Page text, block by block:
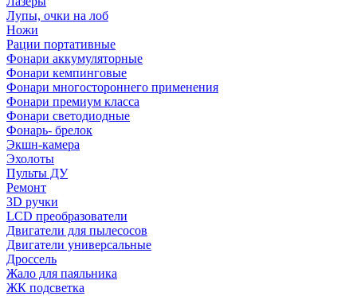
Лупы, очки на лоб
Ножи
Рации портативные
Фонари аккумуляторные
Фонари кемпинговые
Фонари многостороннего применения
Фонари премиум класса
Фонари светодиодные
Фонарь- брелок
Экшн-камера
Эхолоты
Пульты ДУ
Ремонт
3D ручки
LCD преобразователи
Двигатели для пылесосов
Двигатели универсальные
Дроссель
Жало для паяльника
ЖК подсветка